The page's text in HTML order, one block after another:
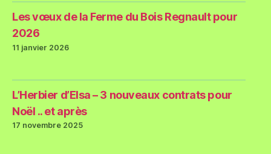
Les vœux de la Ferme du Bois Regnault pour
2026
11 janvier 2026
L’Herbier d’Elsa – 3 nouveaux contrats pour
Noël .. et après
17 novembre 2025